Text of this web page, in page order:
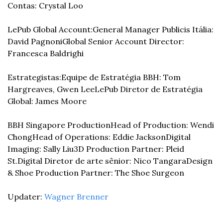
Contas: Crystal Loo
LePub Global Account:General Manager Publicis Itália:
David PagnoniGlobal Senior Account Director:
Francesca Baldrighi
Estrategistas:Equipe de Estratégia BBH: Tom
Hargreaves, Gwen LeeLePub Diretor de Estratégia
Global: James Moore
BBH Singapore ProductionHead of Production: Wendi
ChongHead of Operations: Eddie JacksonDigital
Imaging: Sally Liu3D Production Partner: Pleid
St.Digital Diretor de arte sênior: Nico TangaraDesign
& Shoe Production Partner: The Shoe Surgeon
Updater: Wagner Brenner